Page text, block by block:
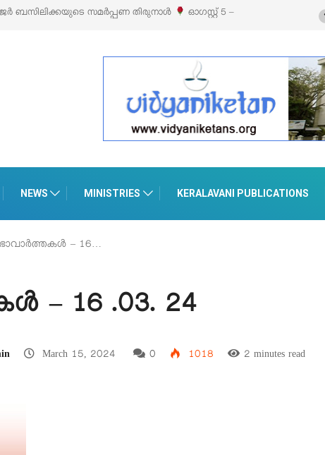
ഓഗസ്റ്റ് 5 – ‘പെറ്റൽസ്’ ലൈഫ് സ്റ്റൈൽ എക്സിബിഷനും സെയിലും
NEWS MINISTRIES KERALAVANI PUBLICATIONS
– 16…
– 16 .03. 24
March 15, 2024 0 1018 2 minutes read